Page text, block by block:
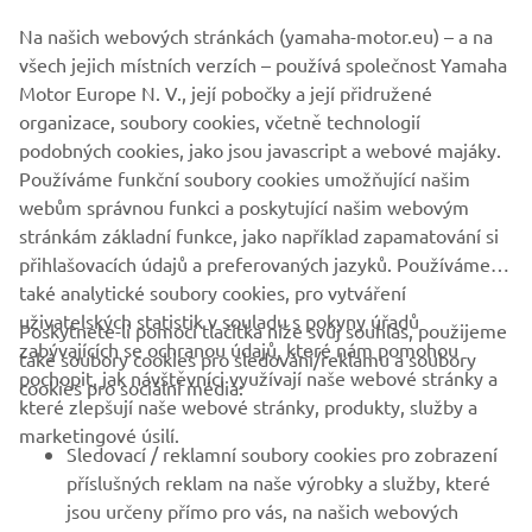
výslovného písemného souhlasu společnosti Yamaha
Motor Europe N.V. nebo společnosti Yamaha Motor Co.,
Ltd.
Vždy jezděte bezpečně a dodržujte všechna místní
pravidla silničního provozu.
FIREMNÍ
B2B
VÍCE YAMAHA
Na našich webových stránkách (yamaha-motor.eu) – a na
všech jejich místních verzích – používá společnost Yamaha
Motor Europe N. V., její pobočky a její přidružené
organizace, soubory cookies, včetně technologií
podobných cookies, jako jsou javascript a webové majáky.
Používáme funkční soubory cookies umožňující našim
webům správnou funkci a poskytující našim webovým
stránkám základní funkce, jako například zapamatování si
přihlašovacích údajů a preferovaných jazyků. Používáme
také analytické soubory cookies, pro vytváření
uživatelských statistik v souladu s pokyny úřadů
zabývajících se ochranou údajů, které nám pomohou
pochopit, jak návštěvníci využívají naše webové stránky a
které zlepšují naše webové stránky, produkty, služby a
marketingové úsilí.
Poskytnete-li pomocí tlačítka níže svůj souhlas, použijeme
také soubory cookies pro sledování/reklamu a soubory
cookies pro sociální média:
Sledovací / reklamní soubory cookies pro zobrazení
příslušných reklam na naše výrobky a služby, které
jsou určeny přímo pro vás, na našich webových